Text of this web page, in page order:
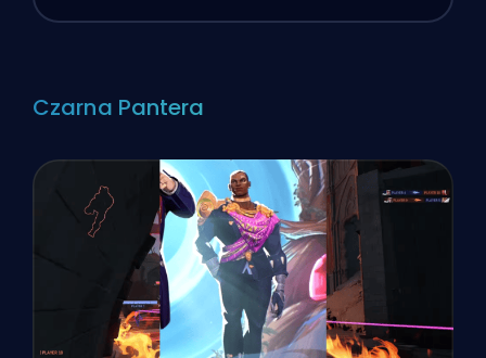
Czarna Pantera